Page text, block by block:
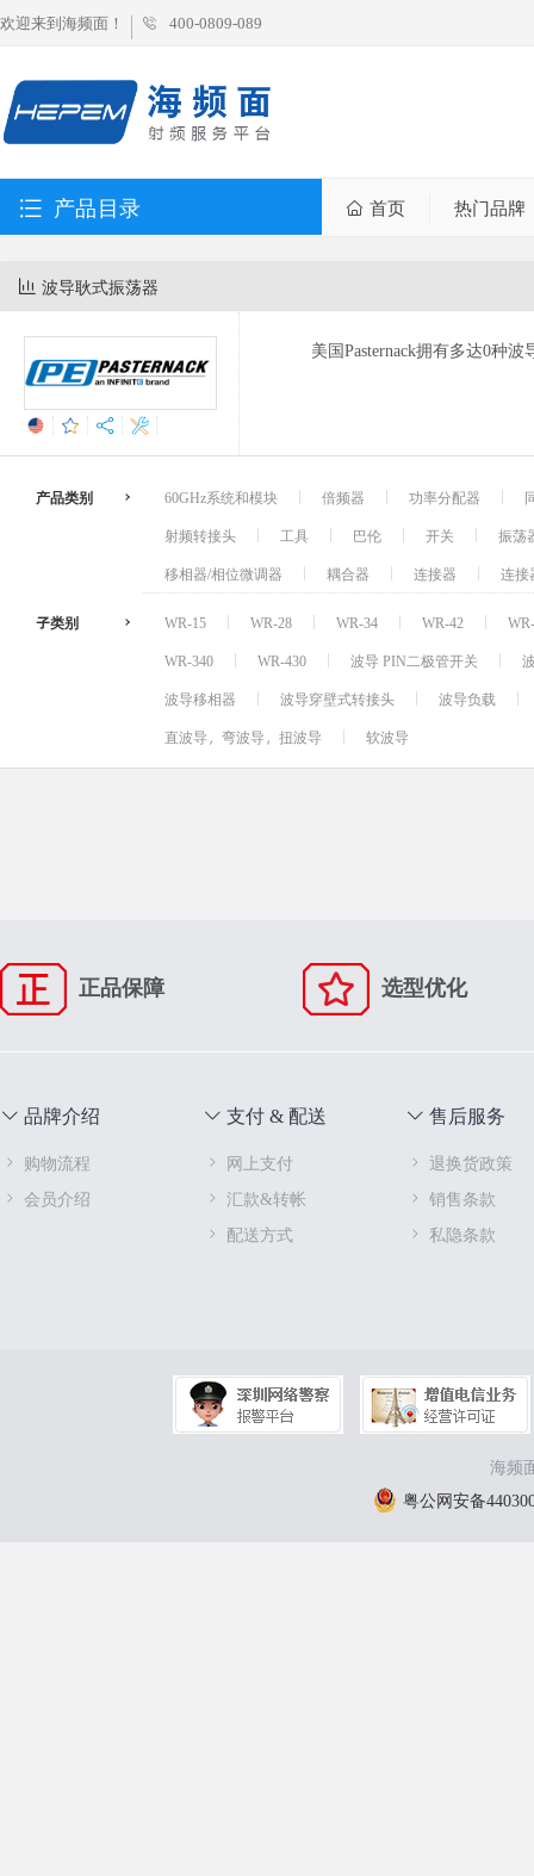
欢迎来到海频面！ 400-0809-089
产品目录 首页 热门品牌
波导耿式振荡器
美国Pasternack拥有多达0种
产品类别 60GHz系统和模块 倍频器 功率分配器
射频转接头
工具 巴伦 开关
振荡
移相器/相位微调器
耦合器 连接器 连接
子类别 WR-15 WR-28 WR-34 WR-42
WR-340
WR-430 波导 PIN二极管开关
波导移相器
波导穿壁式转接头
波导负载
直波导，弯波导，扭波导
软波导
正品保障 选型优化
品牌介绍
购物流程
会员介绍
支付 & 配送
网上支付
汇款&转帐
配送方式
售后服务
退换货政策
销售条款
私隐条款
海频
粤公网安备